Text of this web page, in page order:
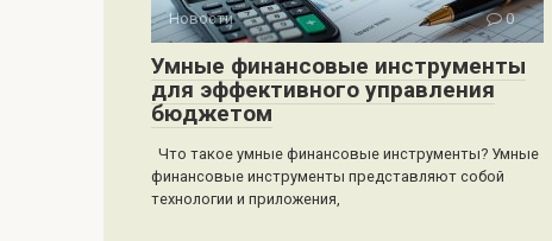
Новости 0
Умные финансовые инструменты
для эффективного управления
бюджетом
Что такое умные финансовые инструменты? Умные
финансовые инструменты представляют собой
технологии и приложения,